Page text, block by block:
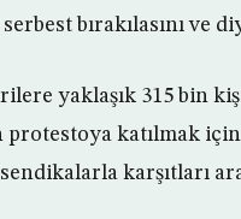
bırakılasını ve
yaklaşık 315 bin
katılmak için
sendikalarla karşıtları